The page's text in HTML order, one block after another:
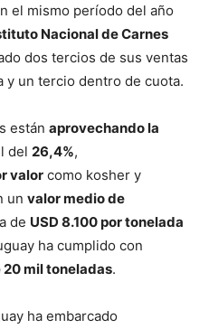
el mismo período del año
Nacional de Carnes
dos tercios de sus ventas
y un tercio dentro de cuota.
están aprovechando la
del 26,4%,
valor como kosher y
un valor medio de
de USD 8.100 por tonelada
ha cumplido con
20 mil toneladas.
ha embarcado